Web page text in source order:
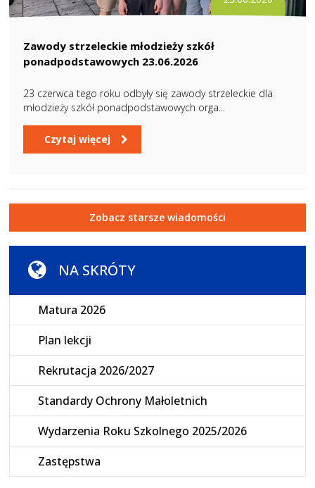
Zawody strzeleckie młodzieży szkół
ponadpodstawowych 23.06.2026
23 czerwca tego roku odbyły się zawody strzeleckie dla
młodzieży szkół ponadpodstawowych orga...
Czytaj więcej
Zobacz starsze wiadomości
NA SKRÓTY
Matura 2026
Plan lekcji
Rekrutacja 2026/2027
Standardy Ochrony Małoletnich
Wydarzenia Roku Szkolnego 2025/2026
Zastępstwa